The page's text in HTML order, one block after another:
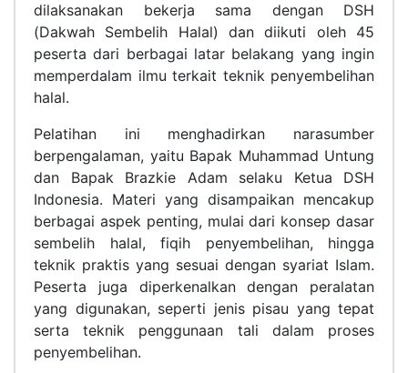
dilaksanakan bekerja sama dengan DSH
(Dakwah Sembelih Halal) dan diikuti oleh 45
peserta dari berbagai latar belakang yang ingin
memperdalam ilmu terkait teknik penyembelihan
halal.
Pelatihan ini menghadirkan narasumber
berpengalaman, yaitu Bapak Muhammad Untung
dan Bapak Brazkie Adam selaku Ketua DSH
Indonesia. Materi yang disampaikan mencakup
berbagai aspek penting, mulai dari konsep dasar
sembelih halal, fiqih penyembelihan, hingga
teknik praktis yang sesuai dengan syariat Islam.
Peserta juga diperkenalkan dengan peralatan
yang digunakan, seperti jenis pisau yang tepat
serta teknik penggunaan tali dalam proses
penyembelihan.